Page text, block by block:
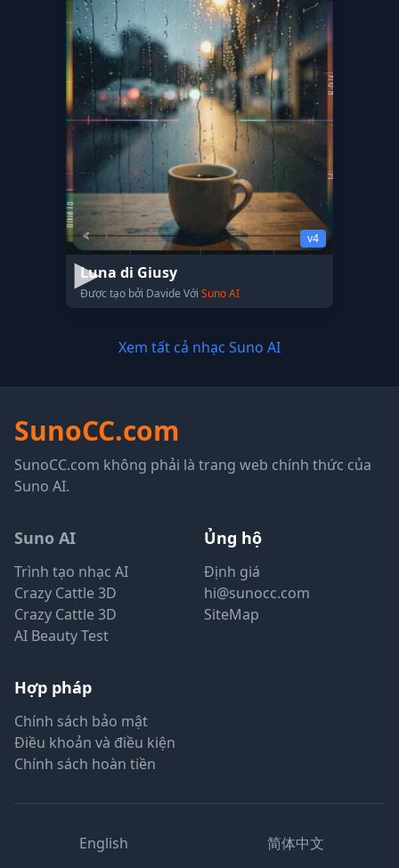
v4
Luna di Giusy
Được tạo bởi Davide Với Suno AI
Xem tất cả nhạc Suno AI
SunoCC.com
SunoCC.com không phải là trang web chính thức của
Suno AI.
Suno AI
Trình tạo nhạc AI
Crazy Cattle 3D
Crazy Cattle 3D
AI Beauty Test
Ủng hộ
Định giá
hi@sunocc.com
SiteMap
Hợp pháp
Chính sách bảo mật
Điều khoản và điều kiện
Chính sách hoàn tiền
English 简体中文